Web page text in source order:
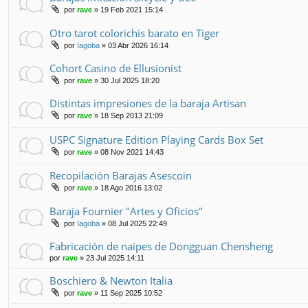
por rave » 19 Feb 2021 15:14
Otro tarot colorichis barato en Tiger
por Iagoba » 03 Abr 2026 16:14
Cohort Casino de Ellusionist
por rave » 30 Jul 2025 18:20
Distintas impresiones de la baraja Artisan
por rave » 18 Sep 2013 21:09
USPC Signature Edition Playing Cards Box Set
por rave » 08 Nov 2021 14:43
Recopilación Barajas Asescoin
por rave » 18 Ago 2016 13:02
Baraja Fournier "Artes y Oficios"
por Iagoba » 08 Jul 2025 22:49
Fabricación de naipes de Dongguan Chensheng
por rave » 23 Jul 2025 14:11
Boschiero & Newton Italia
por rave » 11 Sep 2025 10:52